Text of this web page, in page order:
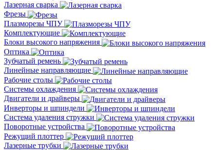
Лазерная сварка
Фрезы
Плазморезы ЧПУ
Комплектующие
Блоки высокого напряжения
Оптика
Зубчатый ремень
Линейные направляющие
Рабочие столы
Системы охлаждения
Двигатели и драйверы
Инверторы и шпиндели
Система удаления стружки
Поворотные устройства
Режущий плоттер
Лазерные трубки